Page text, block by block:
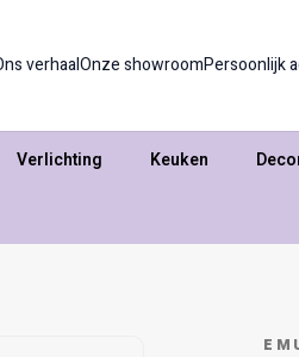
verhaalOnze showroomPersoonlijk
Verlichting Keuken